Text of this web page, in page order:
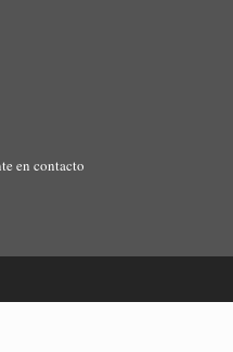
en contacto